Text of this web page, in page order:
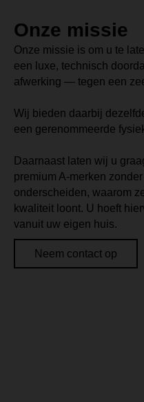
Onze missie
Onze missie is om u te
een luxe, technisch
afwerking — tegen een
Wij bieden daarbij
een gerenommeerde
Daarnaast laten wij u
premium A-merken
onderscheiden, waarom
kwaliteit loont. U hoeft
vanuit uw eigen huis.
Neem contact op